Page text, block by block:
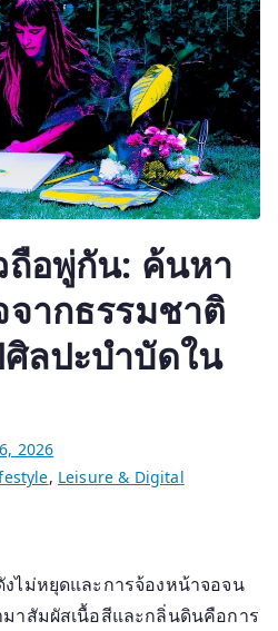
ถือพู่กัน: ค้นหา
ากธรรมชาติ
ลปะบำบัดใน
2026
, Leisure & Digital
งไม่หยุดและการจ้องหน้าจอจน
มาสัมผัสเนื้อสีและกลิ่นดินคือการ